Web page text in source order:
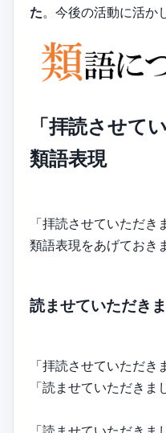
た。今後の活動に活か
「拝読させて
類語表現
「拝読させていただき
類語表現をあげておき
読ませていただき
「拝読させていただ
「読ませていただきま